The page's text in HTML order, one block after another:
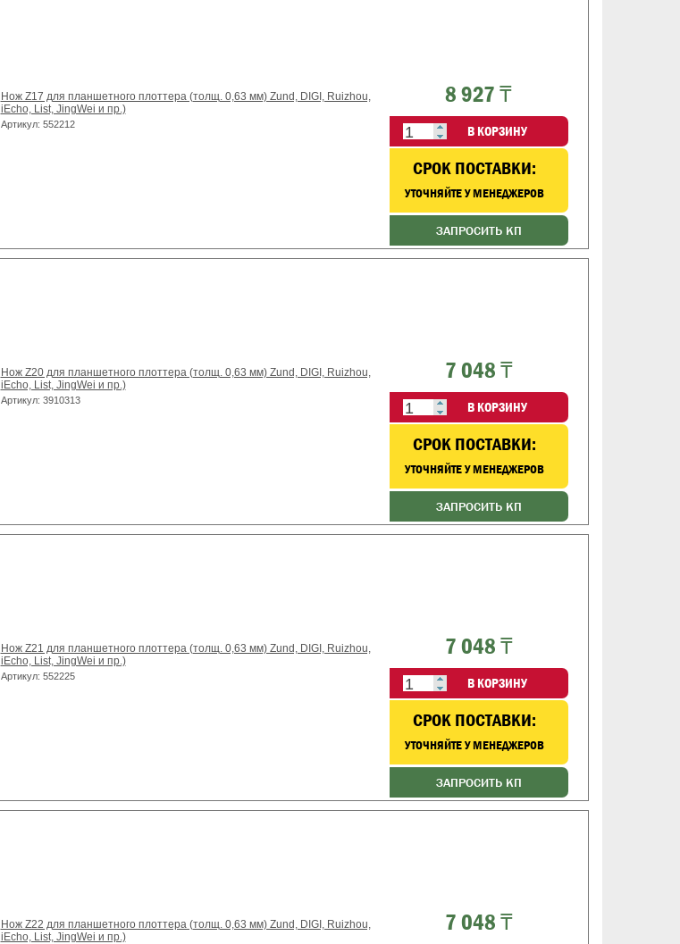
Нож Z17 для планшетного плоттера (толщ. 0,63 мм) Zund, DIGI, Ruizhou,
iEcho, List, JingWei и пр.)
Артикул: 552212
8 927 ₸
В КОРЗИНУ
CРОК ПОСТАВКИ:
УТОЧНЯЙТЕ У МЕНЕДЖЕРОВ
ЗАПРОСИТЬ КП
Нож Z20 для планшетного плоттера (толщ. 0,63 мм) Zund, DIGI, Ruizhou,
iEcho, List, JingWei и пр.)
Артикул: 3910313
7 048 ₸
В КОРЗИНУ
CРОК ПОСТАВКИ:
УТОЧНЯЙТЕ У МЕНЕДЖЕРОВ
ЗАПРОСИТЬ КП
Нож Z21 для планшетного плоттера (толщ. 0,63 мм) Zund, DIGI, Ruizhou,
iEcho, List, JingWei и пр.)
Артикул: 552225
7 048 ₸
В КОРЗИНУ
CРОК ПОСТАВКИ:
УТОЧНЯЙТЕ У МЕНЕДЖЕРОВ
ЗАПРОСИТЬ КП
Нож Z22 для планшетного плоттера (толщ. 0,63 мм) Zund, DIGI, Ruizhou,
iEcho, List, JingWei и пр.)
7 048 ₸